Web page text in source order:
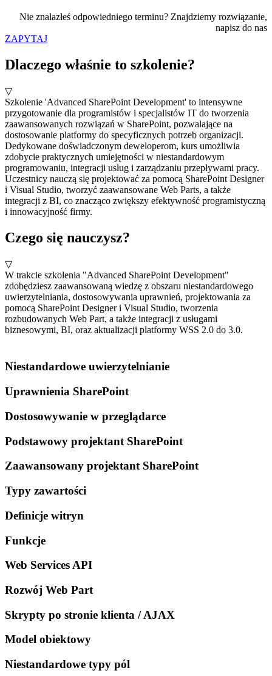
Nie znalazłeś odpowiedniego terminu? Znajdziemy rozwiązanie,
napisz do nas
ZAPYTAJ
Dlaczego właśnie to szkolenie?
▽
Szkolenie 'Advanced SharePoint Development' to intensywne
przygotowanie dla programistów i specjalistów IT do tworzenia
zaawansowanych rozwiązań w SharePoint, pozwalające na
dostosowanie platformy do specyficznych potrzeb organizacji.
Dedykowane doświadczonym deweloperom, kurs umożliwia
zdobycie praktycznych umiejętności w niestandardowym
programowaniu, integracji usług i zarządzaniu przepływami pracy.
Uczestnicy nauczą się projektować za pomocą SharePoint Designer
i Visual Studio, tworzyć zaawansowane Web Parts, a także
integracji z BI, co znacząco zwiększy efektywność programistyczną
i innowacyjność firmy.
Czego się nauczysz?
▽
W trakcie szkolenia "Advanced SharePoint Development"
zdobędziesz zaawansowaną wiedzę z obszaru niestandardowego
uwierzytelniania, dostosowywania uprawnień, projektowania za
pomocą SharePoint Designer i Visual Studio, tworzenia
rozbudowanych Web Part, a także integracji z usługami
biznesowymi, BI, oraz aktualizacji platformy WSS 2.0 do 3.0.
Niestandardowe uwierzytelnianie
Uprawnienia SharePoint
Dostosowywanie w przeglądarce
Podstawowy projektant SharePoint
Zaawansowany projektant SharePoint
Typy zawartości
Definicje witryn
Funkcje
Web Services API
Rozwój Web Part
Skrypty po stronie klienta / AJAX
Model obiektowy
Niestandardowe typy pól